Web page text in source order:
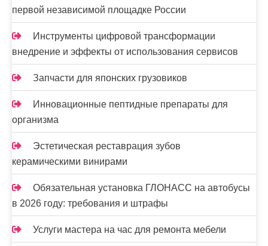
первой независимой площадке России
Инструменты цифровой трансформации
внедрение и эффекты от использования сервисов
Запчасти для японских грузовиков
Инновационные пептидные препараты для
организма
Эстетическая реставрация зубов
керамическими винирами
Обязательная установка ГЛОНАСС на автобусы
в 2026 году: требования и штрафы
Услуги мастера на час для ремонта мебели